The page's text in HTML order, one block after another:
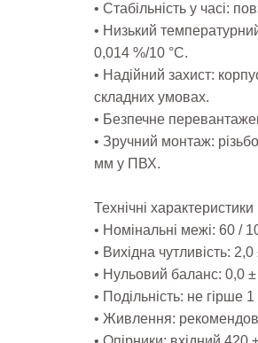
• Стабільність у часі:
• Низький
0,014 %/10 °C.
• Надійний захист:
складних умовах.
• Безпечне
• Зручний монтаж:
мм у ПВХ.
Технічні характеристики
• Номінальні межі: 60 /
• Вихідна чутливість:
• Нульовий баланс: 0,0
• Подільність: не гірше
• Живлення: